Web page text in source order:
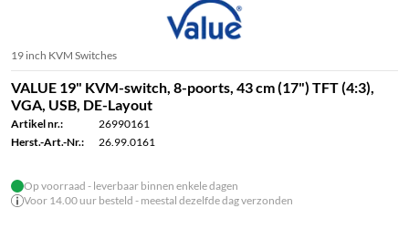
19 inch KVM Switches
VALUE 19" KVM-switch, 8-poorts, 43 cm (17") TFT (4:3),
VGA, USB, DE-Layout
Artikel nr.:
26990161
Herst.-Art.-Nr.:
26.99.0161
Op voorraad - leverbaar binnen enkele dagen
Voor 14.00 uur besteld - meestal dezelfde dag verzonden